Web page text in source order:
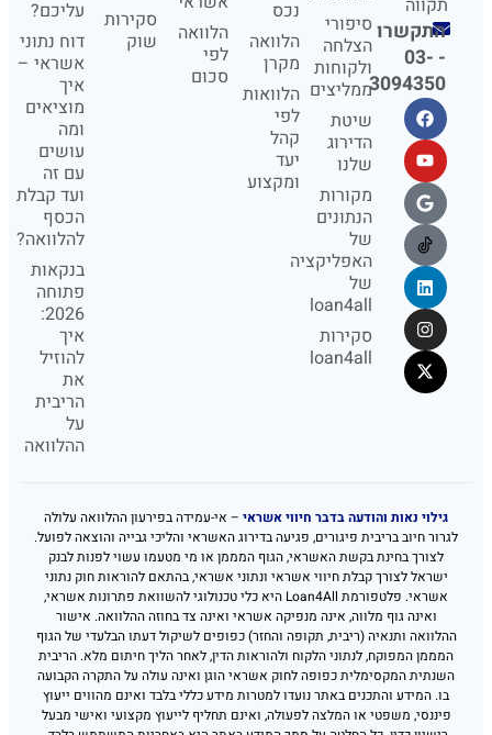
תקווה
התקשרו
- 03-
3094350
סיפורי
הצלחה
ולקוחות
ממליצים
שיטת
הדירוג
שלנו
מקורות
הנתונים
של
האפליקציה
של
loan4all
סקירות
loan4all
נכס
הלוואה
מקרן
הלוואות
לפי
קהל
יעד
ומקצוע
הלוואה
לפי
סכום
סקירות
שוק
עליכם?
דוח נתוני
אשראי –
איך
מוציאים
ומה
עושים
עם זה
ועד קבלת
הכסף
להלוואה?
בנקאות
פתוחה
2026:
איך
להוזיל
את
הריבית
על
ההלוואה
גילוי נאות והודעה בדבר חיווי אשראי – אי-עמידה בפירעון ההלוואה עלולה
לגרור חיוב בריבית פיגורים, פגיעה בדירוג האשראי והליכי גבייה והוצאה לפועל.
לצורך בחינת בקשת האשראי, הגוף המממן או מי מטעמו עשוי לפנות לבנק
ישראל לצורך קבלת חיווי אשראי ונתוני אשראי, בהתאם להוראות חוק נתוני
אשראי. פלטפורמת Loan4All היא כלי טכנולוגי להשוואת פתרונות אשראי,
ואינה גוף מלווה, אינה מנפיקה אשראי ואינה צד בחוזה ההלוואה. אישור
ההלוואה ותנאיה (ריבית, תקופה והחזר) כפופים לשיקול דעתו הבלעדי של הגוף
המממן המפוקח, לנתוני הלקוח ולהוראות הדין, לאחר הליך חיתום מלא. הריבית
השנתית המקסימלית כפופה לחוק אשראי הוגן ואינה עולה על התקרה הקבועה
בו. המידע והתכנים באתר נועדו למטרות מידע כללי בלבד ואינם מהווים ייעוץ
פיננסי, משפטי או המלצה לפעולה, ואינם תחליף לייעוץ מקצועי ואישי מבעל